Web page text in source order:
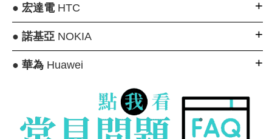
● 宏達電HTC
● 諾基亞NOKIA
● 華為Huawei